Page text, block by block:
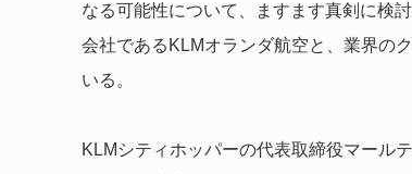
なる可能性について、ますます真剣に検
会社であるKLMオランダ航空と、業界の
いる。
KLMシティホッパーの代表取締役マール